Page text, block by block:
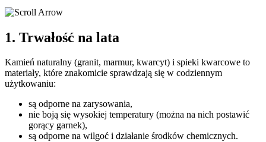
1. Trwałość na lata
Kamień naturalny (granit, marmur, kwarcyt) i spieki kwarcowe to
materiały, które znakomicie sprawdzają się w codziennym
użytkowaniu:
są odporne na zarysowania,
nie boją się wysokiej temperatury (można na nich postawić
gorący garnek),
są odporne na wilgoć i działanie środków chemicznych.